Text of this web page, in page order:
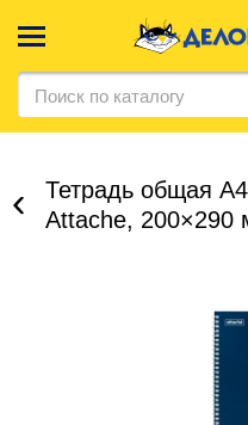
Тетрадь общая
Attache, 200×290